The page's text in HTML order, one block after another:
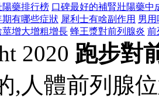
藥排行榜 口碑最好的補腎壯陽藥中
有哪些症狀 犀利士有啥副作用 男
增大增粗增長 蜂王漿對前列腺炎 前
2020 跑步對
,人體前列腺